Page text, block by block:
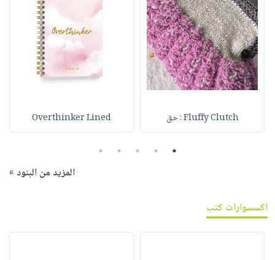
Fluffy Clutch : حق Overthinker Lined
1
2
3
4
5
المزيد من البنود »
اكسسوارات كتب